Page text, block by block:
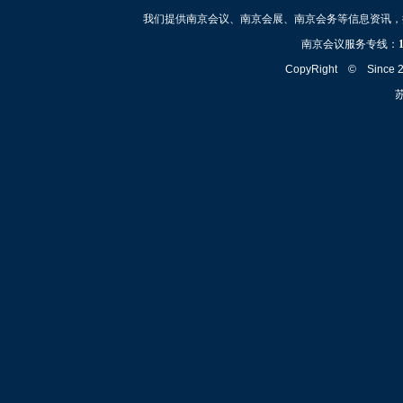
我们提供南京会议、南京会展、南京会务等信息资讯
南京会议服务专线：
CopyRight © Since